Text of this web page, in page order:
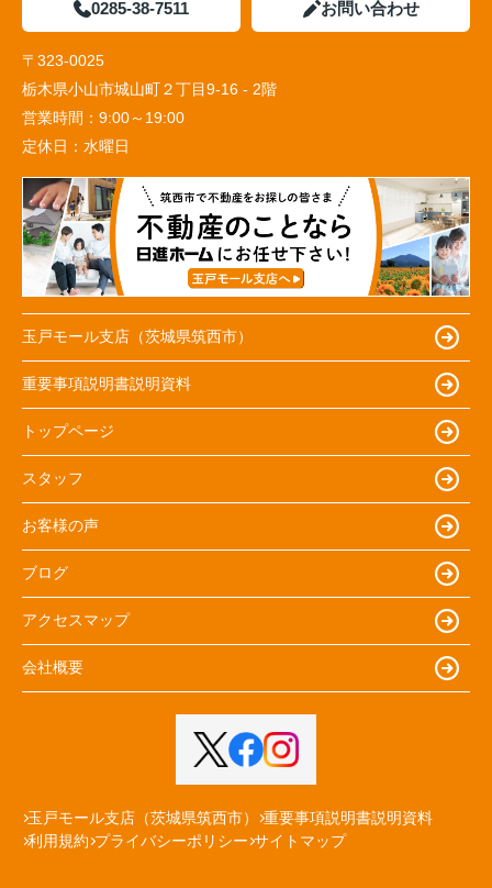
0285-38-7511 お問い合わせ
〒323-0025
栃木県小山市城山町２丁目9-16 - 2階
営業時間： 9:00～19:00
定休日： 水曜日
玉戸モール支店（茨城県筑西市）
重要事項説明書説明資料
トップページ
スタッフ
お客様の声
ブログ
アクセスマップ
会社概要
玉戸モール支店（茨城県筑西市）
重要事項説明書説明資料
利用規約 プライバシーポリシー サイトマップ